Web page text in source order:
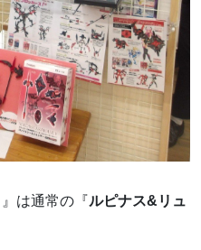
』は通常の『ルピナス&リュ